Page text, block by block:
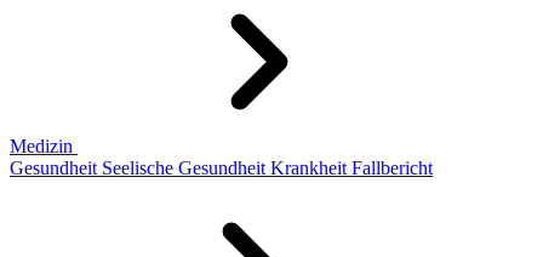
Medizin
Gesundheit Seelische Gesundheit Krankheit Fallbericht